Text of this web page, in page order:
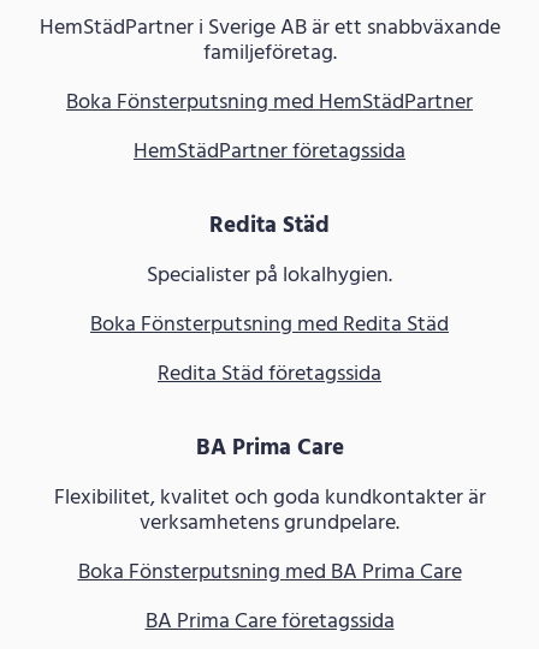
HemStädPartner i Sverige AB är ett snabbväxande
familjeföretag.
Boka Fönsterputsning med HemStädPartner
HemStädPartner företagssida
Redita Städ
Specialister på lokalhygien.
Boka Fönsterputsning med Redita Städ
Redita Städ företagssida
BA Prima Care
Flexibilitet, kvalitet och goda kundkontakter är
verksamhetens grundpelare.
Boka Fönsterputsning med BA Prima Care
BA Prima Care företagssida